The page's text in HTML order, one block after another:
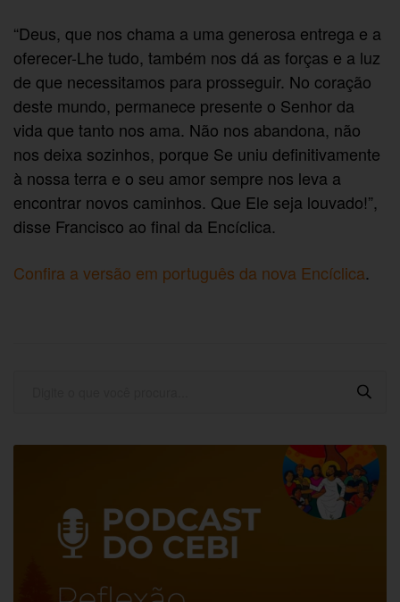
“Deus, que nos chama a uma generosa entrega e a
oferecer-Lhe tudo, também nos dá as forças e a luz
de que necessitamos para prosseguir. No coração
deste mundo, permanece presente o Senhor da
vida que tanto nos ama. Não nos abandona, não
nos deixa sozinhos, porque Se uniu definitivamente
à nossa terra e o seu amor sempre nos leva a
encontrar novos caminhos. Que Ele seja louvado!”,
disse Francisco ao final da Encíclica.
Confira a versão em português da nova Encíclica.